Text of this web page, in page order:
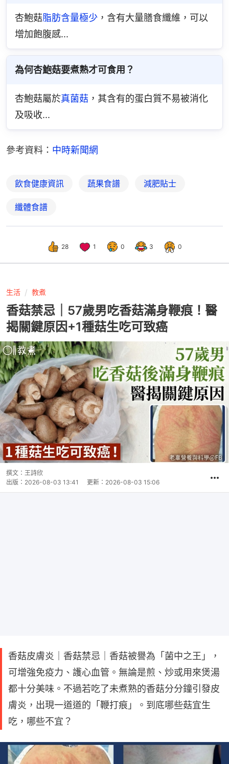
杏鮑菇脂肪含量極少 ，含有大量膳食纖維，可以
增加飽腹感...
為何杏鮑菇要煮熟才可食用？
杏鮑菇屬於真菌菇 ，其含有的蛋白質不易被消化
及吸收...
參考資料： 中時新聞網
飲食健康資訊 蔬果食譜 減肥貼士
纖體食譜
28 1 0 3 0
生活 教煮
香菇禁忌｜57歲男吃香菇滿身鞭痕！醫
揭關鍵原因+1種菇生吃可致癌
撰文： 王詩欣
出版： 2026-08-03 13:41 更新： 2026-08-03 15:06
香菇皮膚炎｜香菇禁忌｜香菇被譽為「菌中之王」，
可增強免疫力、護心血管。無論是煎、炒或用來煲湯
都十分美味。不過若吃了未煮熟的香菇分分鐘引發皮
膚炎，出現一道道的「鞭打痕」。到底哪些菇宜生
吃，哪些不宜？